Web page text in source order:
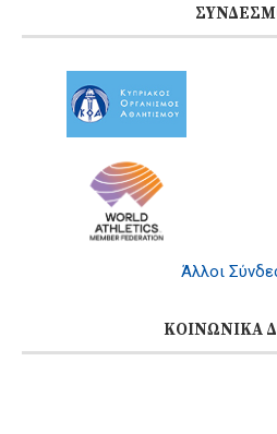
Άλλοι
ΚΟΙΝΩΝΙΚΆ